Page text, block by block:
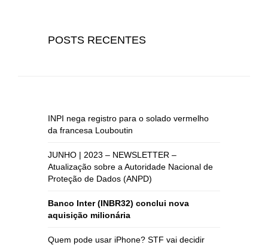
POSTS RECENTES
INPI nega registro para o solado vermelho
da francesa Louboutin
JUNHO | 2023 – NEWSLETTER –
Atualização sobre a Autoridade Nacional de
Proteção de Dados (ANPD)
Banco Inter (INBR32) conclui nova
aquisição milionária
Quem pode usar iPhone? STF vai decidir